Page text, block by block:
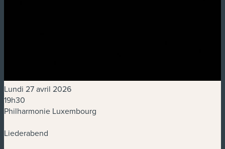
Lundi 27 avril 2026
19h30
Philharmonie Luxembourg
Liederabend